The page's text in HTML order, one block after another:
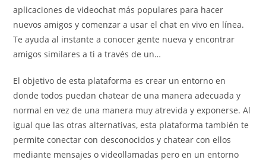
aplicaciones de videochat más populares para hacer
nuevos amigos y comenzar a usar el chat en vivo en línea.
Te ayuda al instante a conocer gente nueva y encontrar
amigos similares a ti a través de un…
El objetivo de esta plataforma es crear un entorno en
donde todos puedan chatear de una manera adecuada y
normal en vez de una manera muy atrevida y exponerse. Al
igual que las otras alternativas, esta plataforma también te
permite conectar con desconocidos y chatear con ellos
mediante mensajes o videollamadas pero en un entorno